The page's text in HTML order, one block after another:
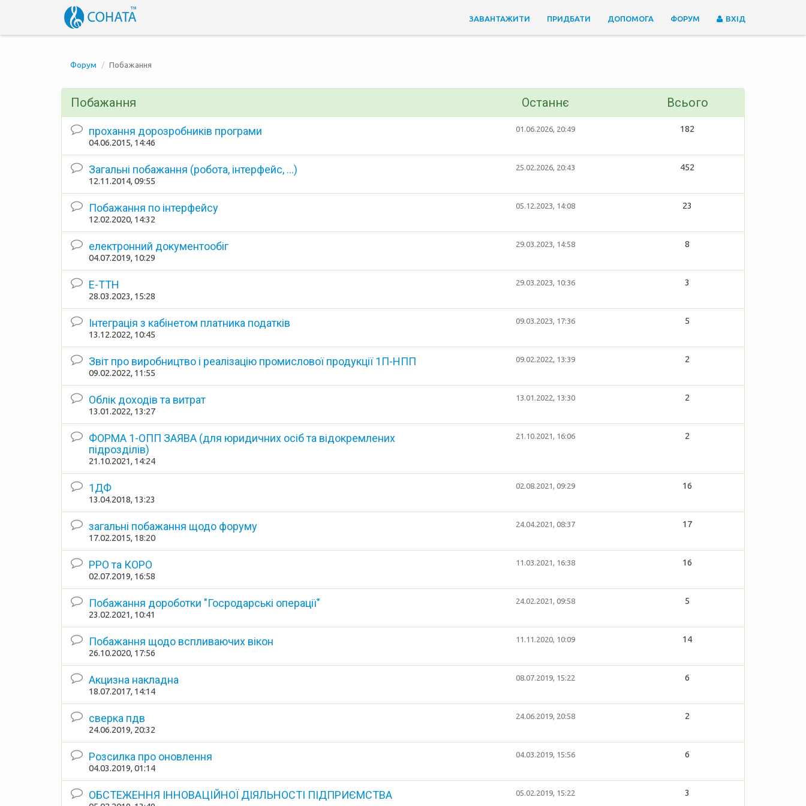
ЗАВАНТАЖИТИ ПРИДБАТИ ДОПОМОГА ФОРУМ ВХІД
Форум Побажання
Побажання Останнє Всього
прохання дорозробників програми
04.06.2015, 14:46
01.06.2026, 20:49 182
Загальні побажання (робота, інтерфейс, ...)
12.11.2014, 09:55
25.02.2026, 20:43 452
Побажання по інтерфейсу
12.02.2020, 14:32
05.12.2023, 14:08 23
електронний документообіг
04.07.2019, 10:29
29.03.2023, 14:58 8
Е-ТТН
28.03.2023, 15:28
29.03.2023, 10:36 3
Інтеграція з кабінетом платника податків
13.12.2022, 10:45
09.03.2023, 17:36 5
Звіт про виробництво і реалізацію промислової продукції 1П-НПП
09.02.2022, 11:55
09.02.2022, 13:39 2
Облік доходів та витрат
13.01.2022, 13:27
13.01.2022, 13:30 2
ФОРМА 1-ОПП ЗАЯВА (для юридичних осіб та відокремлених
підрозділів)
21.10.2021, 14:24
21.10.2021, 16:06 2
1ДФ
13.04.2018, 13:23
02.08.2021, 09:29 16
загальні побажання щодо форуму
17.02.2015, 18:20
24.04.2021, 08:37 17
РРО та КОРО
02.07.2019, 16:58
11.03.2021, 16:38 16
Побажання дороботки "Госродарські операції"
23.02.2021, 10:41
24.02.2021, 09:58 5
Побажання щодо вспливаючих вікон
26.10.2020, 17:56
11.11.2020, 10:09 14
Акцизна накладна
18.07.2017, 14:14
08.07.2019, 15:22 6
сверка пдв
24.06.2019, 20:32
24.06.2019, 20:58 2
Розсилка про оновлення
04.03.2019, 01:14
04.03.2019, 15:56 6
ОБСТЕЖЕННЯ ІННОВАЦІЙНОЇ ДІЯЛЬНОСТІ ПІДПРИЄМСТВА 05.02.2019, 15:22 3